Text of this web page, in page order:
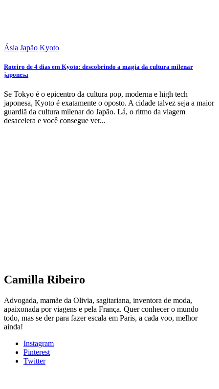
Ásia Japão Kyoto
Roteiro de 4 dias em Kyoto: descobrindo a magia da cultura milenar
japonesa
Se Tokyo é o epicentro da cultura pop, moderna e high tech
japonesa, Kyoto é exatamente o oposto. A cidade talvez seja a maior
guardiã da cultura milenar do Japão. Lá, o ritmo da viagem
desacelera e você consegue ver...
Camilla Ribeiro
Advogada, mamãe da Olivia, sagitariana, inventora de moda,
apaixonada por viagens e pela França. Quer conhecer o mundo
todo, mas se der para fazer escala em Paris, a cada voo, melhor
ainda!
Instagram
Pinterest
Twitter